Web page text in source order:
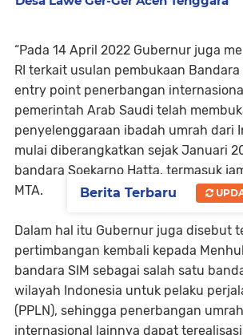
“Pada 14 April 2022 Gubernur juga
RI terkait usulan pembukaan Bandara
entry point penerbangan
pemerintah Arab Saudi telah
penyelenggaraan ibadah umrah dari
mulai diberangkatkan sejak Januari
bandara Soekarno Hatta, termasuk
MTA.
Dalam hal itu Gubernur juga disebut
pertimbangan kembali kepada
bandara SIM sebagai salah satu
wilayah Indonesia untuk pelaku
(PPLN), sehingga penerbangan
internasional lainnya dapat
Berita Terbaru